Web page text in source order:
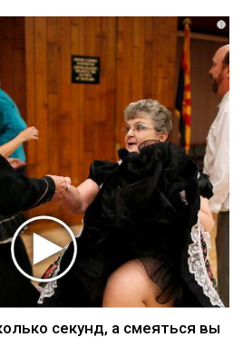
i
секунд, а смеяться вы